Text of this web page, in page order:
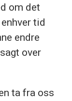
om det
tid
endre
over
ta fra oss